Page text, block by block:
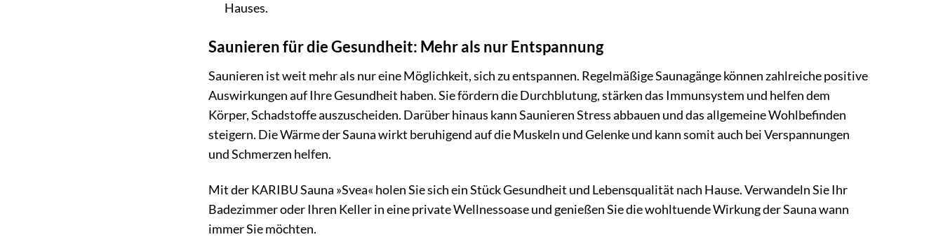
Hauses.
Saunieren für die Gesundheit: Mehr als nur Entspannung
Saunieren ist weit mehr als nur eine Möglichkeit, sich zu entspannen. Regelmäßige Saunagänge können zahlreiche positive
Auswirkungen auf Ihre Gesundheit haben. Sie fördern die Durchblutung, stärken das Immunsystem und helfen dem
Körper, Schadstoffe auszuscheiden. Darüber hinaus kann Saunieren Stress abbauen und das allgemeine Wohlbefinden
steigern. Die Wärme der Sauna wirkt beruhigend auf die Muskeln und Gelenke und kann somit auch bei Verspannungen
und Schmerzen helfen.
Mit der KARIBU Sauna »Svea« holen Sie sich ein Stück Gesundheit und Lebensqualität nach Hause. Verwandeln Sie Ihr
Badezimmer oder Ihren Keller in eine private Wellnessoase und genießen Sie die wohltuende Wirkung der Sauna wann
immer Sie möchten.